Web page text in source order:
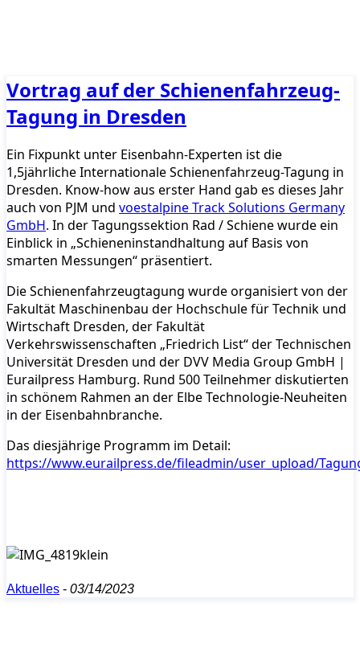
Vortrag auf der Schienenfahrzeug-
Tagung in Dresden
Ein Fixpunkt unter Eisenbahn-Experten ist die
1,5jährliche Internationale Schienenfahrzeug-Tagung in
Dresden. Know-how aus erster Hand gab es dieses Jahr
auch von PJM und voestalpine Track Solutions Germany
GmbH. In der Tagungssektion Rad / Schiene wurde ein
Einblick in „Schieneninstandhaltung auf Basis von
smarten Messungen“ präsentiert.
Die Schienenfahrzeugtagung wurde organisiert von der
Fakultät Maschinenbau der Hochschule für Technik und
Wirtschaft Dresden, der Fakultät
Verkehrswissenschaften „Friedrich List“ der Technischen
Universität Dresden und der DVV Media Group GmbH |
Eurailpress Hamburg. Rund 500 Teilnehmer diskutierten
in schönem Rahmen an der Elbe Technologie-Neuheiten
in der Eisenbahnbranche.
Das diesjährige Programm im Detail:
https://www.eurailpress.de/fileadmin/user_upload/
Aktuelles - 03/14/2023